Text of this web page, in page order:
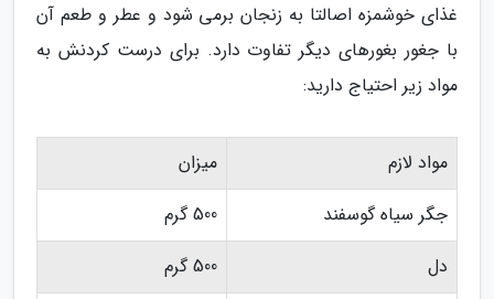
غذای خوشمزه اصالتا به زنجان برمی شود و عطر و طعم آن
با جغور بغورهای دیگر تفاوت دارد. برای درست کردنش به
مواد زیر احتیاج دارید:
مواد لازم
میزان
جگر سیاه گوسفند
500 گرم
دل
500 گرم